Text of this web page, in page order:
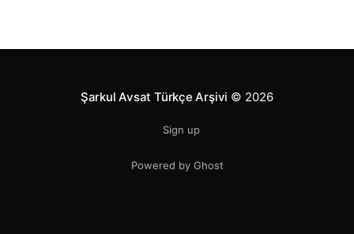
Şarkul Avsat Türkçe Arşivi © 2026
Sign up
Powered by Ghost